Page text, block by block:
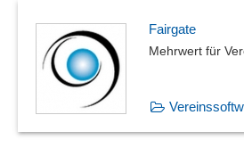
Fairgate
Mehrwert für